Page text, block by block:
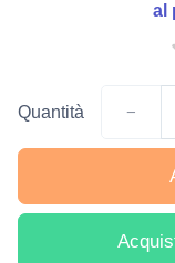
al
Quantità −